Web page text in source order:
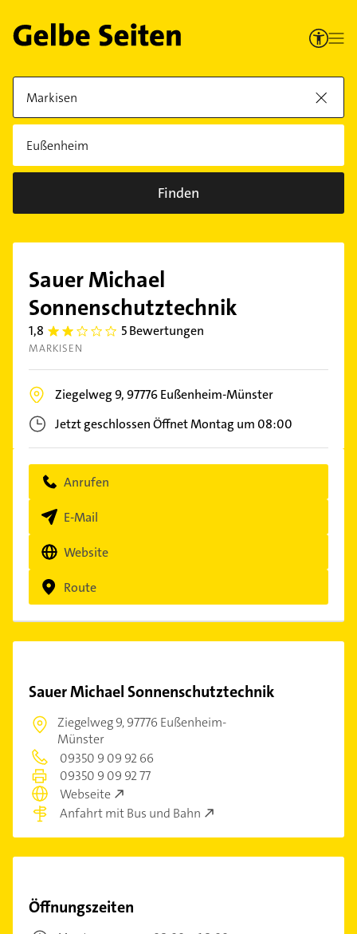
Finden
Sauer Michael
Sonnenschutztechnik
1,8 1.800
0001
5 Bewertungen
MARKISEN
Ziegelweg 9,97776Eußenheim-Münster
Jetzt geschlossenÖffnet Montag um 08:00
Anrufen
E-Mail
Website
Route
Sauer Michael Sonnenschutztechnik
Ziegelweg 9,97776 Eußenheim-
Münster
09350 9 09 92 66
09350 9 09 92 77
Webseite
Anfahrt mit Bus und Bahn
Öffnungszeiten